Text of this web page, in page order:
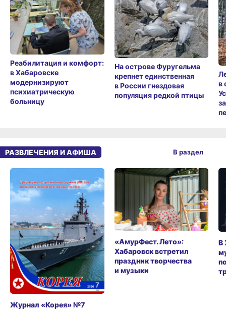
Реабилитация и комфорт:
в Хабаровске
модернизируют
психиатрическую
больницу
На острове Фуругельма
крепнет единственная
в России гнездовая
популяция редкой птицы
в
РАЗВЛЕЧЕНИЯ И АФИША
Журнал «Корея» №7
«АмурФест. Лето»:
Хабаровск встретил
праздник творчества
и музыки
В
В раздел